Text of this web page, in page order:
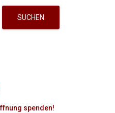
SUCHEN
spenden!